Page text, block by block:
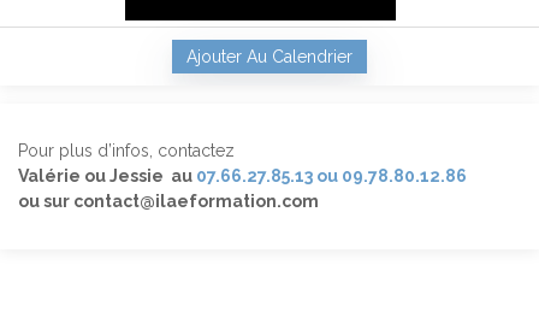
Ajouter Au Calendrier
Pour plus d’infos, contactez
Valérie ou Jessie au 07.66.27.85.13 ou 09.78.80.12.86
ou sur contact@ilaeformation.com